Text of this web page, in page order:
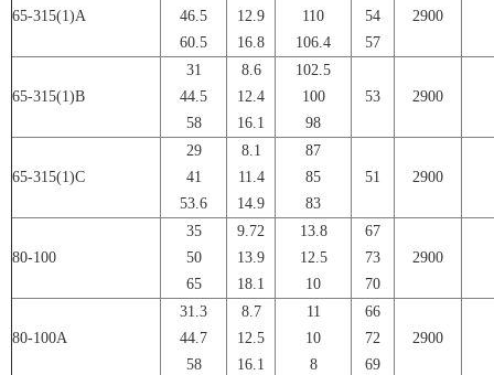
65-315(1)A
46.5
60.5
12.9
16.8
110
106.4
54
57
2900
65-315(1)B
31
44.5
58
8.6
12.4
16.1
102.5
100
98
53 2900
65-315(1)C
29
41
53.6
8.1
11.4
14.9
87
85
83
51 2900
80-100
35
50
65
9.72
13.9
18.1
13.8
12.5
10
67
73
70
2900
80-100A
31.3
44.7
58
8.7
12.5
16.1
11
10
8
66
72
69
2900